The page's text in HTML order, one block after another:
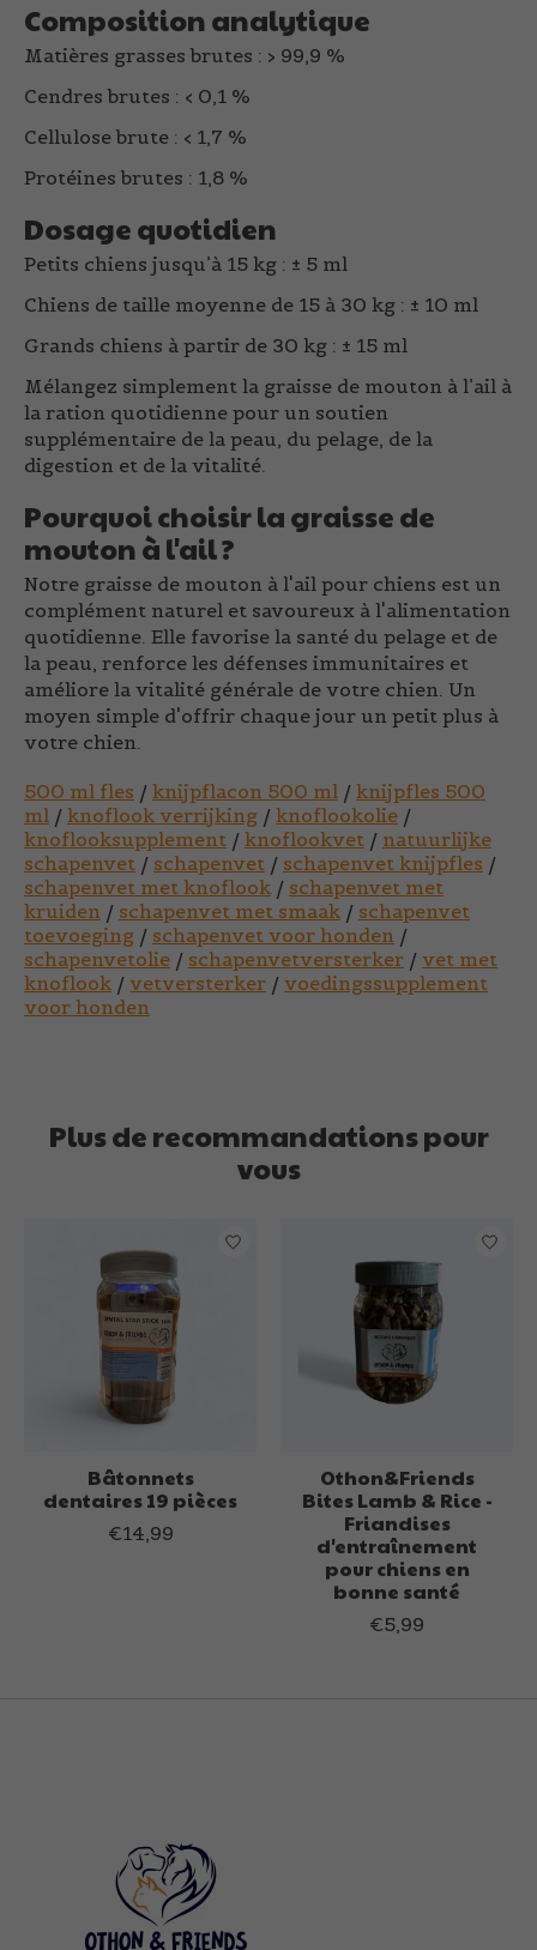
Composition analytique
Matières grasses brutes : > 99,9 %
Cendres brutes : < 0,1 %
Cellulose brute : < 1,7 %
Protéines brutes : 1,8 %
Dosage quotidien
Petits chiens jusqu’à 15 kg : ± 5 ml
Chiens de taille moyenne de 15 à 30 kg : ± 10 ml
Grands chiens à partir de 30 kg : ± 15 ml
Mélangez simplement la graisse de mouton à l’ail à
la ration quotidienne pour un soutien
supplémentaire de la peau, du pelage, de la
digestion et de la vitalité.
Pourquoi choisir la graisse de
mouton à l'ail ?
Notre graisse de mouton à l'ail pour chiens est un
complément naturel et savoureux à l'alimentation
quotidienne. Elle favorise la santé du pelage et de
la peau, renforce les défenses immunitaires et
améliore la vitalité générale de votre chien. Un
moyen simple d'offrir chaque jour un petit plus à
votre chien.
500 ml fles / knijpflacon 500 ml / knijpfles 500
ml / knoflook verrijking / knoflookolie /
knoflooksupplement / knoflookvet / natuurlijke
schapenvet / schapenvet / schapenvet knijpfles /
schapenvet met knoflook/ schapenvet met
kruiden / schapenvet met smaak/ schapenvet
toevoeging / schapenvet voor honden /
schapenvetolie / schapenvetversterker / vet met
knoflook/ vetversterker / voedingssupplement
voor honden
Plus de recommandations pour
vous
Articles du carrousel de produits
Bâtonnets
dentaires 19 pièces
€14,99
Othon&Friends
Bites Lamb & Rice -
Friandises
d'entraînement
pour chiens en
bonne santé
€5,99